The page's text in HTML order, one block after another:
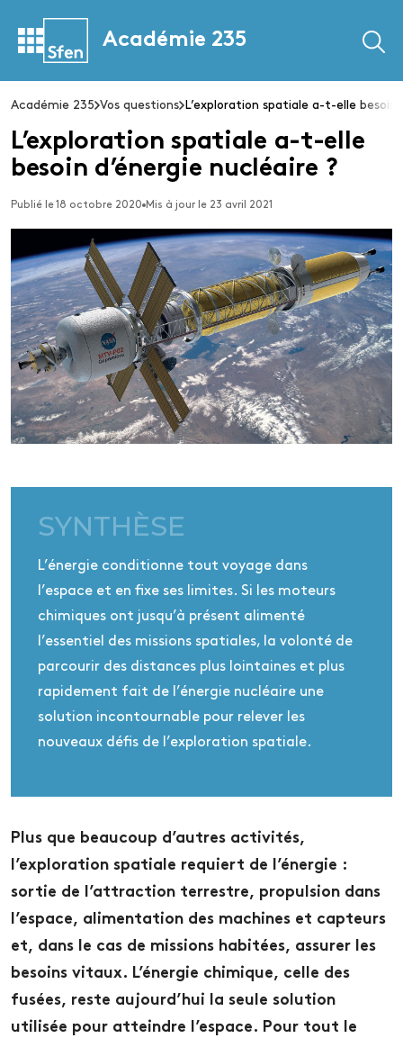
Académie 235
Académie 235 Vos questions L’exploration spatiale a-t-elle besoin
L’exploration spatiale a-t-elle
besoin d’énergie nucléaire ?
Publié le 18 octobre 2020 Mis à jour le 23 avril 2021
SYNTHÈSE
L’énergie conditionne tout voyage dans
l’espace et en fixe ses limites. Si les moteurs
chimiques ont jusqu’à présent alimenté
l’essentiel des missions spatiales, la volonté de
parcourir des distances plus lointaines et plus
rapidement fait de l’énergie nucléaire une
solution incontournable pour relever les
nouveaux défis de l’exploration spatiale.
Plus que beaucoup d’autres activités,
l’exploration spatiale requiert de l’énergie :
sortie de l’attraction terrestre, propulsion dans
l’espace, alimentation des machines et capteurs
et, dans le cas de missions habitées, assurer les
besoins vitaux. L’énergie chimique, celle des
fusées, reste aujourd’hui la seule solution
utilisée pour atteindre l’espace. Pour tout le